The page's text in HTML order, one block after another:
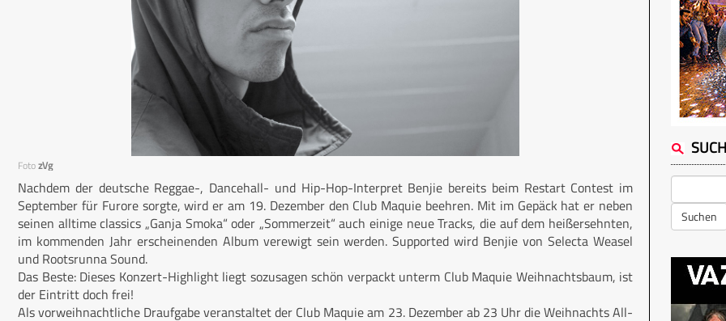
FotozVg
Nachdem der deutsche Reggae-, Dancehall- und Hip-Hop-Interpret Benjie bereits beim Restart Contest im
September für Furore sorgte, wird er am 19. Dezember den Club Maquie beehren. Mit im Gepäck hat er neben
seinen alltime classics „Ganja Smoka“ oder „Sommerzeit“ auch einige neue Tracks, die auf dem heißersehnten,
im kommenden Jahr erscheinenden Album verewigt sein werden. Supported wird Benjie von Selecta Weasel
und Rootsrunna Sound.
Das Beste: Dieses Konzert-Highlight liegt sozusagen schön verpackt unterm Club Maquie Weihnachtsbaum, ist
der Eintritt doch frei!
Als vorweihnachtliche Draufgabe veranstaltet der Club Maquie am 23. Dezember ab 23 Uhr die Weihnachts All-
Suchen